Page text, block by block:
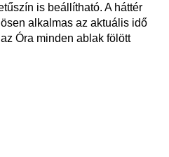
is beállítható. A háttér
alkalmas az aktuális idő
Óra minden ablak fölött